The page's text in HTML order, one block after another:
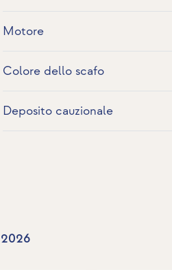
Motore
Colore dello scafo
Deposito cauzionale